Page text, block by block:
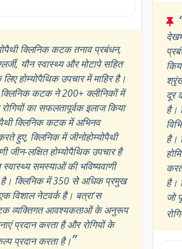
क्लिनिक कटक तनाव प्रबंधन,
यौन स्वास्थ्य और मोटापे सहित
होम्योपैथिक उपचार में माहिर है।
क्लिनिक कटक ने 200+ क्लीनिकों में
का सफलतापूर्वक इलाज किया
क्लिनिक कटक में अभिनव
हुए, क्लिनिक में जीनोहोम्योपैथी
जीन-लक्षित होम्योपैथिक उपचार है
समस्याओं की भविष्यवाणी
है। क्लिनिक में 350 से अधिक प्रमुख
विशाल नेटवर्क है। बत्रा'स
व्यक्तिगत आवश्यकताओं के अनुरूप
प्रदान करता है और रोगियों के
प्रदान करता है।”
दूर
है।
है।
है।
जो